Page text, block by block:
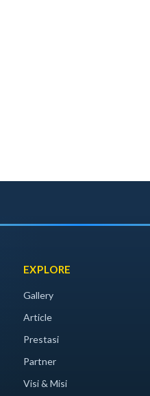
EXPLORE
Gallery
Article
Prestasi
Partner
Visi & Misi